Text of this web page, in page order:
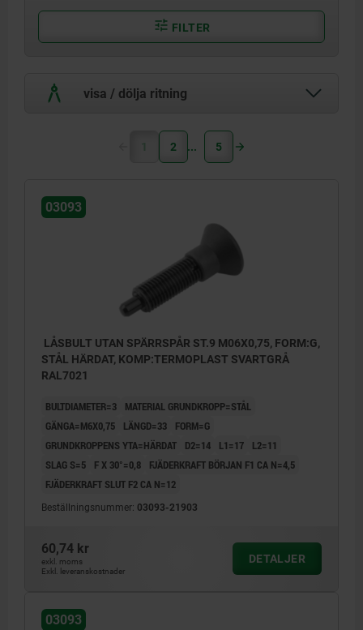
Svampformad knopp av
termoplast.
Svampformad knopp svartgrå
RAL 7021.
FILTER
visa / dölja ritning
Form H: med låsmutter
1) Låsbult med skruvbricka
1 2 5
03093
LÅSBULT UTAN SPÄRRSPÅR ST.9 M06X0,75, FORM:G,
STÅL HÄRDAT, KOMP:TERMOPLAST SVARTGRÅ
RAL7021
BULTDIAMETER=3
MATERIAL GRUNDKROPP=STÅL
GÄNGA=M6X0,75
LÄNGD=33
FORM=G
GRUNDKROPPENS YTA=HÄRDAT
D2=14 L1=17
L2=11
SLAG S=5
F X 30°=0,8
FJÄDERKRAFT BÖRJAN F1 CA N=4,5
FJÄDERKRAFT SLUT F2 CA N=12
Beställningsnummer: 03093-21903
60,74 kr
exkl. moms
Exkl. leveranskostnader
DETALJER
03093